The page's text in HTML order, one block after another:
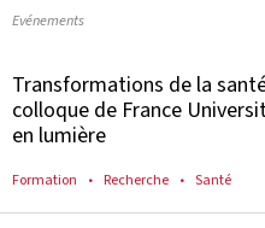
Evénements
Transformations de la
colloque de France
en lumière
Formation Recherche Santé